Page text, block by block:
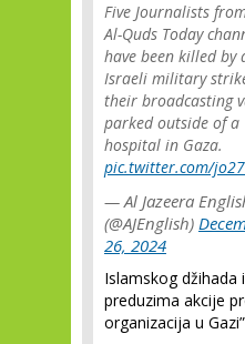
Five Journalists
Al-Quds Today
have been killed by
Israeli military
their broadcasting
parked outside of a
hospital in Gaza.
pic.twitter.com/
— Al Jazeera
(@AJEnglish)
26, 2024
Islamskog džihada
preduzima akcije
organizacija u